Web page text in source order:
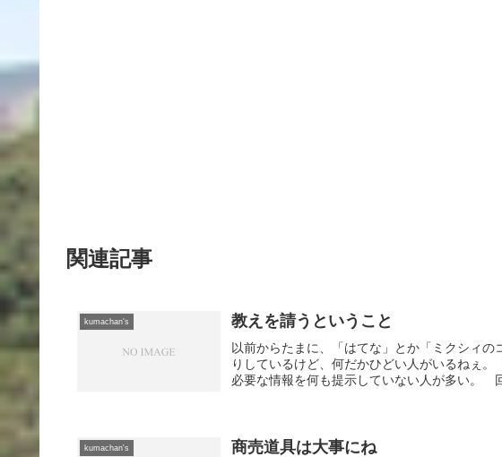
関連記事
kumachan's 教えを請うということ
以前からたまに、「はてな」とか「ミクシィ
りしているけど、何だかひどい人がいるねぇ
必要な情報を何も提示していない人が多い。
kumachan's 商売道具は大事にね